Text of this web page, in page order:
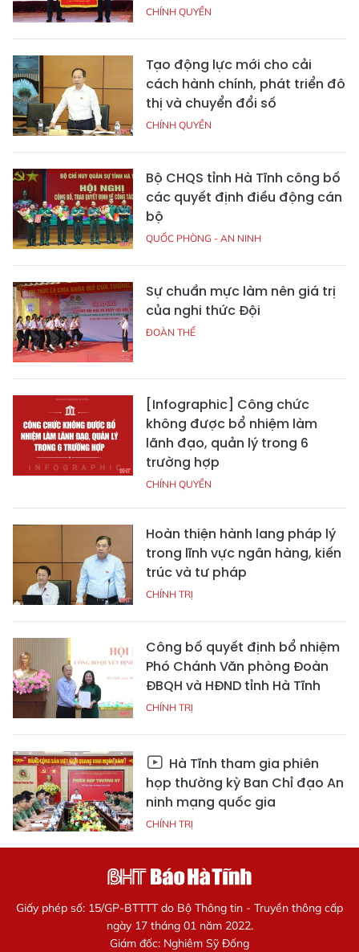
CHÍNH QUYỀN
Tạo động lực mới cho cải
cách hành chính, phát triển đô
thị và chuyển đổi số
CHÍNH QUYỀN
Bộ CHQS tỉnh Hà Tĩnh công bố
các quyết định điều động cán
bộ
QUỐC PHÒNG - AN NINH
Sự chuẩn mực làm nên giá trị
của nghi thức Đội
ĐOÀN THỂ
[Infographic] Công chức
không được bổ nhiệm làm
lãnh đạo, quản lý trong 6
trường hợp
CHÍNH QUYỀN
Hoàn thiện hành lang pháp lý
trong lĩnh vực ngân hàng, kiến
trúc và tư pháp
CHÍNH TRỊ
Công bố quyết định bổ nhiệm
Phó Chánh Văn phòng Đoàn
ĐBQH và HĐND tỉnh Hà Tĩnh
CHÍNH TRỊ
Hà Tĩnh tham gia phiên
họp thường kỳ Ban Chỉ đạo An
ninh mạng quốc gia
CHÍNH TRỊ
Giấy phép số: 15/GP-BTTTT do Bộ Thông tin - Truyền thông cấp
ngày 17 tháng 01 năm 2022.
Giám đốc: Nghiêm Sỹ Đống